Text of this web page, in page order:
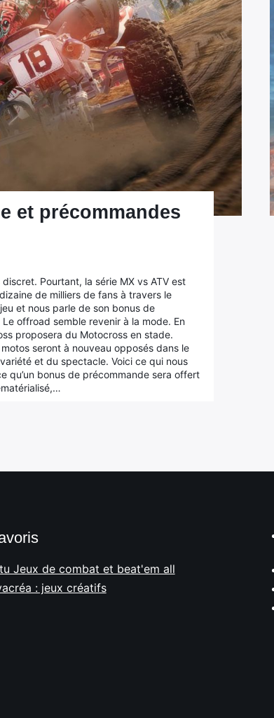
et précommandes
Pourtant, la série MX vs ATV est
de milliers de fans à travers le
et nous parle de son bonus de
offroad semble revenir à la mode. En
proposera du Motocross en stade.
seront à nouveau opposés dans le
et du spectacle. Voici ce qui nous
qu’un bonus de précommande sera offert
Jeux de combat et beat'em all
: jeux créatifs